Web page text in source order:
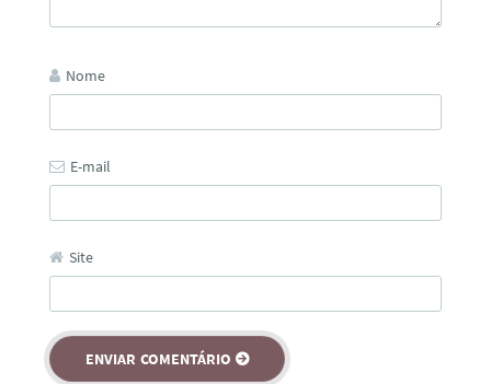
Nome
E-mail
Site